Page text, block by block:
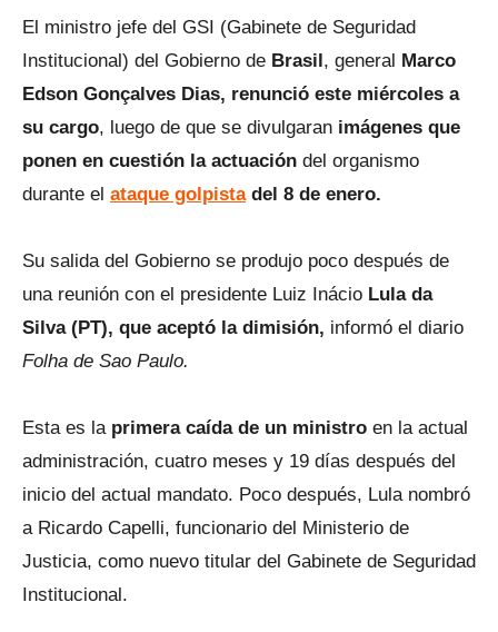
El ministro jefe del GSI (Gabinete de Seguridad
Institucional) del Gobierno de Brasil, general Marco
Edson Gonçalves Dias, renunció este miércoles a
su cargo, luego de que se divulgaran imágenes que
ponen en cuestión la actuación del organismo
durante el ataque golpistadel 8 de enero.
Su salida del Gobierno se produjo poco después de
una reunión con el presidente Luiz Inácio Lula da
Silva (PT), que aceptó la dimisión, informó el diario
Folha de Sao Paulo.
Esta es la primera caída de un ministro en la actual
administración, cuatro meses y 19 días después del
inicio del actual mandato. Poco después, Lula nombró
a Ricardo Capelli, funcionario del Ministerio de
Justicia, como nuevo titular del Gabinete de Seguridad
Institucional.